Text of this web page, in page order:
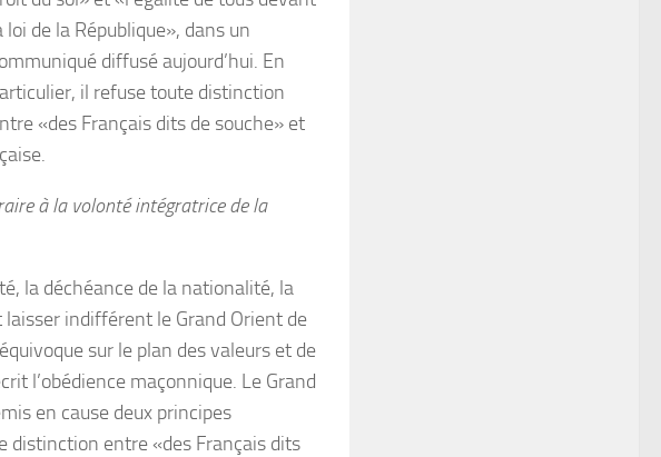
loi de la République», dans un
diffusé aujourd’hui. En
il refuse toute distinction
«des Français dits de souche» et
à la volonté intégratrice de la
la déchéance de la nationalité, la
indifférent le Grand Orient de
sur le plan des valeurs et de
l’obédience maçonnique. Le Grand
en cause deux principes
distinction entre «des Français dits